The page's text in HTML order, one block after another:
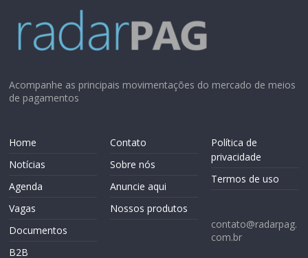
Acompanhe as principais movimentações do mercado de meios
de pagamentos
Home
Notícias
Agenda
Vagas
Documentos
B2B
Contato
Sobre nós
Anuncie aqui
Nossos produtos
Política de
privacidade
Termos de uso
contato@radarpag.
com.br